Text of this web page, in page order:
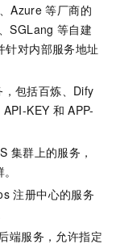
Azure 等厂商的
SGLang 等自建
针对内部服务地址
包括百炼、Dify
API-KEY 和 APP-
集群上的服务，
注册中心的服务
端服务，允许指定